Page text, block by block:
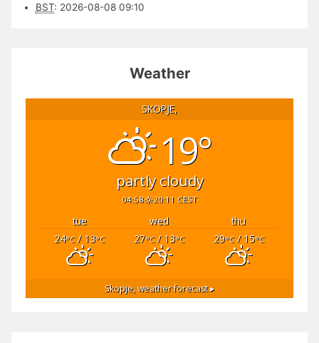
BST: 2026-08-08 09:10
Weather
SKOPJE,
19°
partly cloudy
04:58 20:11 CEST
tue wed
thu
24°C/ 13°C 27°C/ 13°C 29°C/ 15°C
Skopje,weather forecast ▸